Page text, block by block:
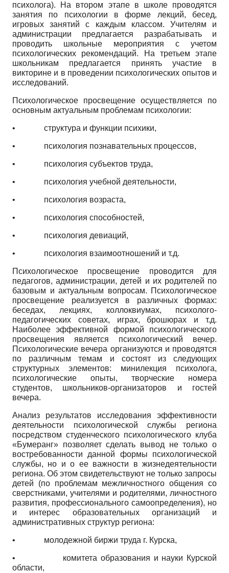
психолога). На втором этапе в школе проводятся
занятия по психологии в форме лекций, бесед,
игровых занятий с каждым классом. Учителям и
администрации предлагается разрабатывать и
проводить школьные мероприятия с учетом
психологических рекомендаций. На третьем этапе
школьникам предлагается принять участие в
викторине и в проведении психологических опытов и
исследований.
Психологическое просвещение осуществляется по
основным актуальным проблемам психологии:
• структура и функции психики,
• психология познавательных процессов,
• психология субъектов труда,
• психология учебной деятельности,
• психология возраста,
• психология способностей,
• психология девиаций,
• психология взаимоотношений и т.д.
Психологическое просвещение проводится для
педагогов, администрации, детей и их родителей по
базовым и актуальным вопросам. Психологическое
просвещение реализуется в различных формах:
беседах, лекциях, коллоквиумах, психолого-
педагогических советах, играх, брошюрах и т.д.
Наиболее эффективной формой психологического
просвещения является психологический вечер.
Психологические вечера организуются и проводятся
по различным темам и состоят из следующих
структурных элементов: мини­лекция психолога,
психологические опыты, творческие номера
студентов, школьников-организаторов и гостей
вечера.
Анализ результатов исследования эффективности
деятельности психологической службы региона
посредством студенческого психологического клуба
«Бумеранг» позволяет сделать вывод не только о
востребованности данной формы психологической
службы, но и о ее важности в жизнедеятельности
региона. Об этом свидетельствуют не только запросы
детей (по проблемам межличностного общения со
сверстниками, учителями и родителями, личностного
развития, профессионального самоопределения), но
и интерес образовательных организаций и
административных структур региона:
• молодежной биржи труда г. Курска,
• комитета образования и науки Курской
области,